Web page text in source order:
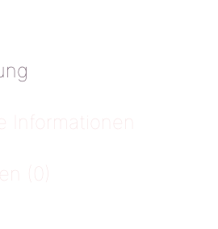
Informationen
(0)